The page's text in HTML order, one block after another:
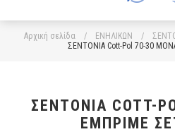
Αρχική σελίδα / ΕΝΗΛΙΚΩΝ /
ΣΕΝΤΟΝΙΑ Cott-Pol 70-30
ΣΕΝΤΟΝΙΑ COTT-
ΕΜΠΡΙΜΕ